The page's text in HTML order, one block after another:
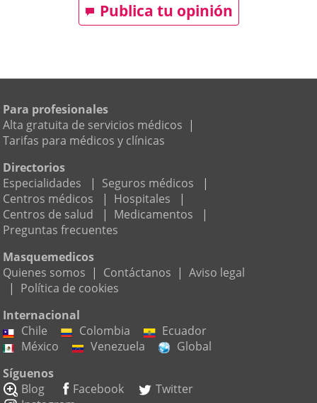
Publica tu opinión
Para profesionales
Alta gratuita de servicios médicos |
Tarifas para médicos y clínicas
Directorios
Especialidades
| Seguros médicos
|
Centros médicos
| Hospitales
|
Centros de salud
| Medicamentos
|
Preguntas frecuentes
Masquemedicos
Quienes somos | Contáctanos | Aviso legal
| Política de cookies
Internacional
Chile
Colombia
Ecuador
México
Venezuela
Global
Síguenos
Blog
Facebook
Twitter